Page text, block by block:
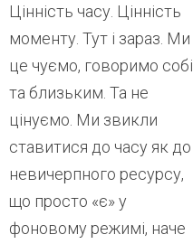
Цінність часу. Цінність
моменту. Тут і зараз. Ми
це чуємо, говоримо собі
та близьким. Та не
цінуємо. Ми звикли
ставитися до часу як до
невичерпного ресурсу,
що просто «є» у
фоновому режимі, наче